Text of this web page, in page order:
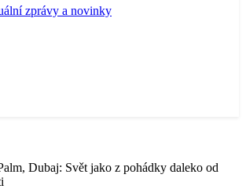
zprávy a novinky
Dubaj: Svět jako z pohádky daleko od